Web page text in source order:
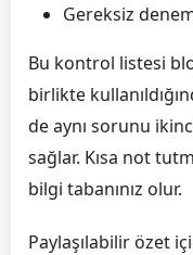
Gereksiz
Bu kontrol listesi
birlikte
de aynı sorunu
sağlar. Kısa not
bilgi tabanınız olur.
Paylaşılabilir özet